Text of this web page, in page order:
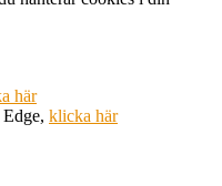
här
klicka här